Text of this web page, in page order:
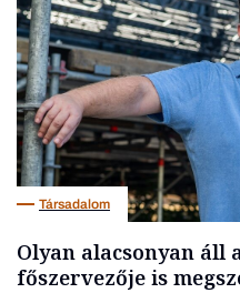
Társadalom
Olyan alacsonyan áll
főszervezője is